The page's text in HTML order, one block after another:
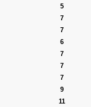
5
7
7
6
7
7
7
9
11